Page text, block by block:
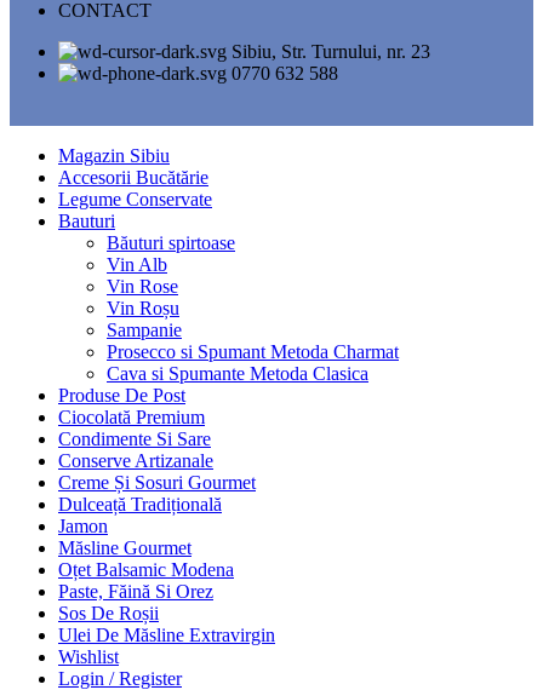
CONTACT
Sibiu, Str. Turnului, nr. 23
0770 632 588
Magazin Sibiu
Accesorii Bucătărie
Legume Conservate
Bauturi
Băuturi spirtoase
Vin Alb
Vin Rose
Vin Roșu
Sampanie
Prosecco si Spumant Metoda Charmat
Cava si Spumante Metoda Clasica
Produse De Post
Ciocolată Premium
Condimente Si Sare
Conserve Artizanale
Creme Și Sosuri Gourmet
Dulceață Tradițională
Jamon
Măsline Gourmet
Oțet Balsamic Modena
Paste, Făină Si Orez
Sos De Roșii
Ulei De Măsline Extravirgin
Wishlist
Login / Register